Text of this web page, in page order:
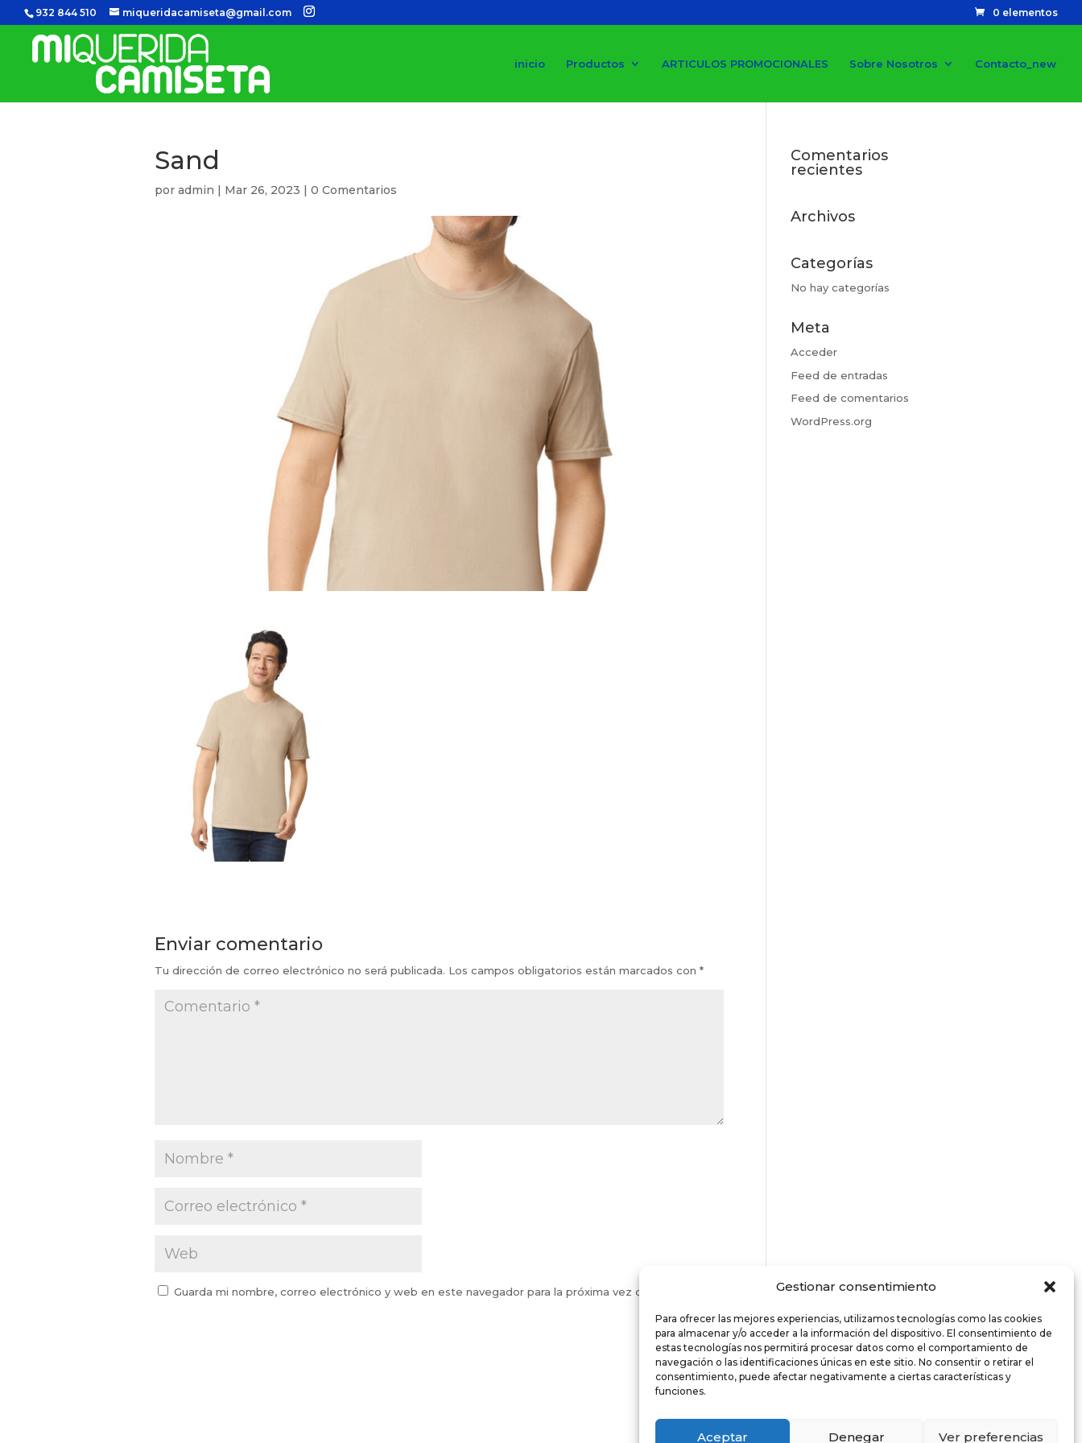
Gestionar consentimiento
Para ofrecer las mejores experiencias, utilizamos tecnologías como las cookies
para almacenar y/o acceder a la información del dispositivo. El consentimiento de
estas tecnologías nos permitirá procesar datos como el comportamiento de
navegación o las identificaciones únicas en este sitio. No consentir o retirar el
consentimiento, puede afectar negativamente a ciertas características y
funciones.
Aceptar Denegar Ver preferencias
932 844 510 miqueridacamiseta@gmail.com 0 elementos
inicio Productos ARTICULOS PROMOCIONALES Sobre Nosotros Contacto_new
Sand
por admin | Mar 26, 2023 | 0 Comentarios
Enviar comentario
Tu dirección de correo electrónico no será publicada. Los campos obligatorios están marcados con *
Guarda mi nombre, correo electrónico y web en este navegador para la próxima vez que comente.
Comentarios
recientes
Archivos
Categorías
No hay categorías
Meta
Acceder
Feed de entradas
Feed de comentarios
WordPress.org